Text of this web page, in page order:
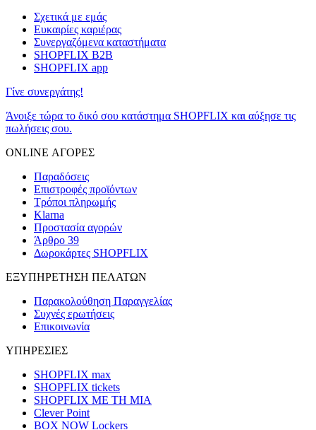
Σχετικά με εμάς
Ευκαιρίες καριέρας
Συνεργαζόμενα καταστήματα
SHOPFLIX B2B
SHOPFLIX app
Γίνε συνεργάτης!
Άνοιξε τώρα το δικό σου κατάστημα SHOPFLIX και αύξησε τις
πωλήσεις σου.
ONLINE ΑΓΟΡΕΣ
Παραδόσεις
Επιστροφές προϊόντων
Τρόποι πληρωμής
Klarna
Προστασία αγορών
Άρθρο 39
Δωροκάρτες SHOPFLIX
ΕΞΥΠΗΡΕΤΗΣΗ ΠΕΛΑΤΩΝ
Παρακολούθηση Παραγγελίας
Συχνές ερωτήσεις
Επικοινωνία
ΥΠΗΡΕΣΙΕΣ
SHOPFLIX max
SHOPFLIX tickets
SHOPFLIX ΜΕ ΤΗ ΜΙΑ
Clever Point
BOX NOW Lockers